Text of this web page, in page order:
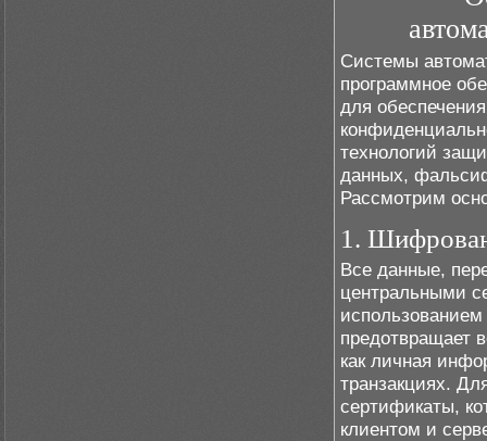
Системы
программное
для
технологий
данных,
Рассмотрим
1.
Все данные,
центральными
предотвращает
как личная
транзакциях.
сертификаты,
клиентом и